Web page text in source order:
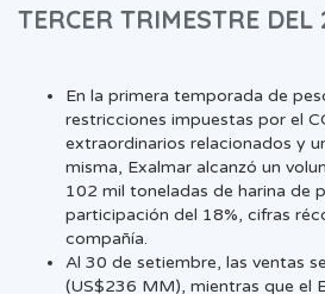
TERCER TRIMESTRE DEL
En la primera temporada de
restricciones impuestas por el
extraordinarios relacionados y
misma, Exalmar alcanzó un
102 mil toneladas de harina de
participación del 18%, cifras
compañía.
Al 30 de setiembre, las ventas
(US$236 MM), mientras que el